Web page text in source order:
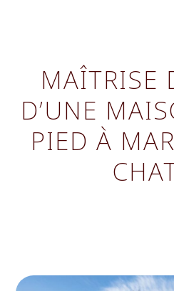
MAÎTRISE
D’UNE
PIED À